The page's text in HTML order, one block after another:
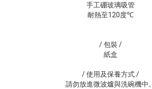
手工硼玻璃吸管
耐熱至120度℃
/ 包裝 /
紙盒
/ 使用及保養方式 /
請勿放進微波爐與洗碗機中。